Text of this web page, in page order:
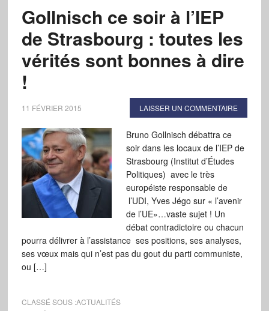
Gollnisch ce soir à l’IEP
de Strasbourg : toutes les
vérités sont bonnes à dire
!
11 FÉVRIER 2015 LAISSER UN COMMENTAIRE
Bruno Gollnisch débattra ce
soir dans les locaux de l’IEP de
Strasbourg (Institut d’Études
Politiques) avec le très
européiste responsable de
l’UDI, Yves Jégo sur « l’avenir
de l’UE»…vaste sujet ! Un
débat contradictoire ou chacun
pourra délivrer à l’assistance ses positions, ses analyses,
ses vœux mais qui n’est pas du gout du parti communiste,
ou […]
CLASSÉ SOUS :ACTUALITÉS